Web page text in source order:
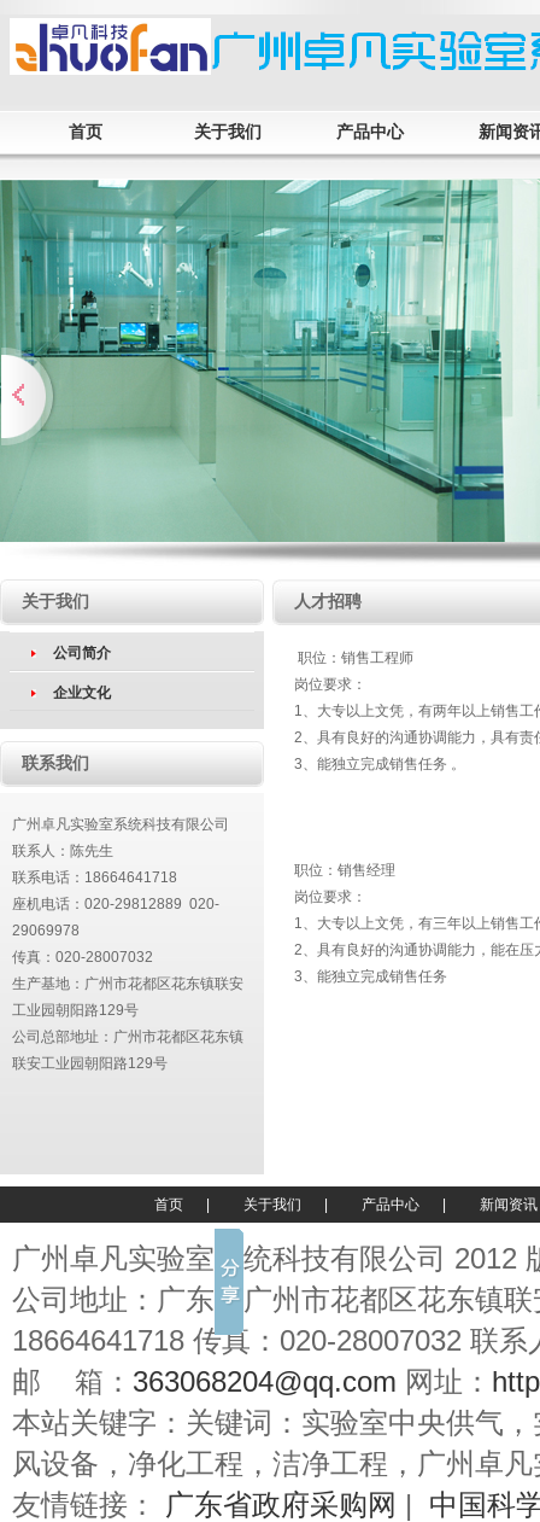
首页 关于我们 产品中心 新闻资
关于我们
公司简介
企业文化
联系我们
广州卓凡实验室系统科技有限公司
联系人：陈先生
联系电话：18664641718
座机电话：020-29812889 020-
29069978
传真：020-28007032
生产基地：广州市花都区花东镇联安
工业园朝阳路129号
公司总部地址： 广州市花都区花东镇
联安工业园朝阳路129号
人才招聘
职位：销售工程师
岗位要求：
1、大专以上文凭，有两年以上销售
2、具有良好的沟通协调能力，具有
3、能独立完成销售任务 。
职位：销售经理
岗位要求：
1、大专以上文凭，有三年以上销售
2、具有良好的沟通协调能力，能在
3、能独立完成销售任务
首页 关于我们 产品中心 新闻资讯
广州卓凡实验室系统科技有限公司 2012
公司地址：广东省广州市花都区花东
18664641718 传真：020-28007032 联系
邮 箱： 363068204@qq.com 网址：
本站关键字：关键词：实验室中央供气
风设备，净化工程，洁净工程，广州卓
友情链接：
广东省政府采购网 | 中国科